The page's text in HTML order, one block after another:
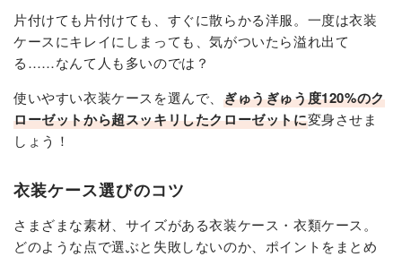
片付けても片付けても、すぐに散らかる洋服。一度は衣装
ケースにキレイにしまっても、気がついたら溢れ出て
る……なんて人も多いのでは？
使いやすい衣装ケースを選んで、ぎゅうぎゅう度120%のク
ローゼットから超スッキリしたクローゼットに変身させま
しょう！
衣装ケース選びのコツ
さまざまな素材、サイズがある衣装ケース・衣類ケース。
どのような点で選ぶと失敗しないのか、ポイントをまとめ